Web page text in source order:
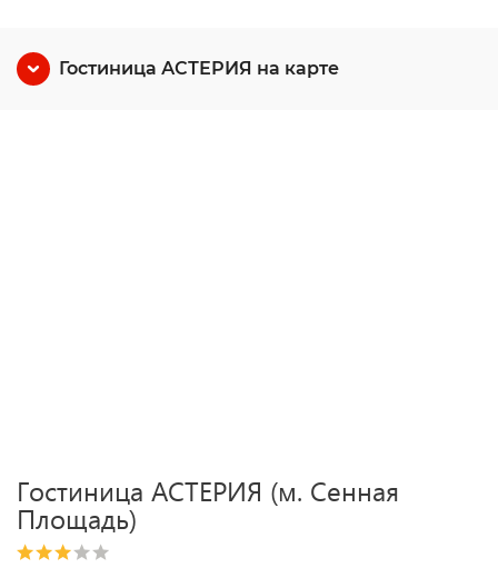
Гостиница АСТЕРИЯ на карте
Гостиница АСТЕРИЯ (м. Сенная
Площадь)